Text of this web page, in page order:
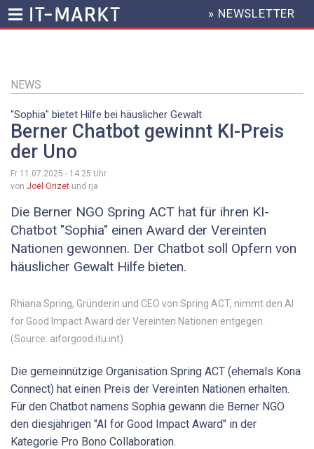
Inhalt
HEADER
MENU
» NEWSLETTER
NEWS
"Sophia" bietet Hilfe bei häuslicher Gewalt
Berner Chatbot gewinnt KI-Preis
der Uno
Fr 11.07.2025 - 14:25 Uhr
von Joël Orizet und rja
Die Berner NGO Spring ACT hat für ihren KI-
Chatbot "Sophia" einen Award der Vereinten
Nationen gewonnen. Der Chatbot soll Opfern von
häuslicher Gewalt Hilfe bieten.
Rhiana Spring, Gründerin und CEO von Spring ACT, nimmt den AI
for Good Impact Award der Vereinten Nationen entgegen.
(Source: aiforgood.itu.int)
Die gemeinnützige Organisation Spring ACT (ehemals Kona
Connect) hat einen Preis der Vereinten Nationen erhalten.
Für den Chatbot namens Sophia gewann die Berner NGO
den diesjährigen "AI for Good Impact Award" in der
Kategorie Pro Bono Collaboration.